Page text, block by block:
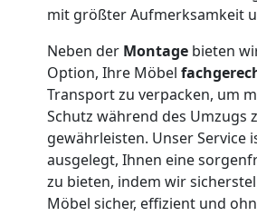
mit größter Aufmerksamkeit
Neben der Montage bieten
Option, Ihre Möbel
Transport zu verpacken, um
Schutz während des Umzugs
gewährleisten. Unser Service
ausgelegt, Ihnen eine
zu bieten, indem wir
Möbel sicher, effizient und
Beiladung
Dornbirn
Mini
Umzug